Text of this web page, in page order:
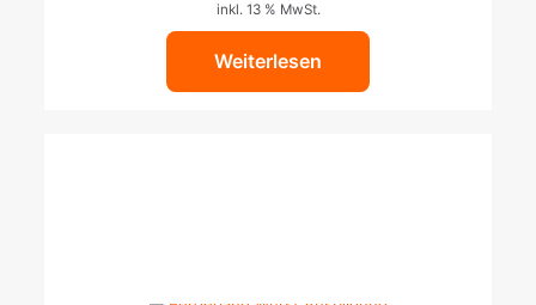
inkl. 13 % MwSt.
Weiterlesen